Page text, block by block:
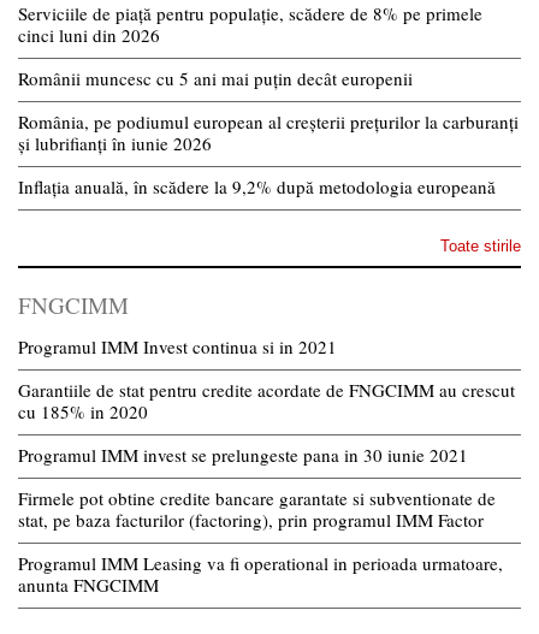
Serviciile de piață pentru populație, scădere de 8% pe primele
cinci luni din 2026
Românii muncesc cu 5 ani mai puțin decât europenii
România, pe podiumul european al creșterii prețurilor la carburanți
și lubrifianți în iunie 2026
Inflația anuală, în scădere la 9,2% după metodologia europeană
Toate stirile
FNGCIMM
Programul IMM Invest continua si in 2021
Garantiile de stat pentru credite acordate de FNGCIMM au crescut
cu 185% in 2020
Programul IMM invest se prelungeste pana in 30 iunie 2021
Firmele pot obtine credite bancare garantate si subventionate de
stat, pe baza facturilor (factoring), prin programul IMM Factor
Programul IMM Leasing va fi operational in perioada urmatoare,
anunta FNGCIMM